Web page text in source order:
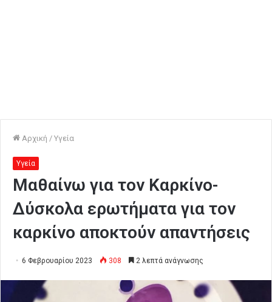
Αρχική / Υγεία
Υγεία
Μαθαίνω για τον Καρκίνο-
Δύσκολα ερωτήματα για τον
καρκίνο αποκτούν απαντήσεις
6 Φεβρουαρίου 2023 308 2 λεπτά ανάγνωσης